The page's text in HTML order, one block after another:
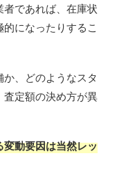
であれば、在庫状
になったりするこ
、どのようなスタ
定額の決め方が異
動要因は当然レッ